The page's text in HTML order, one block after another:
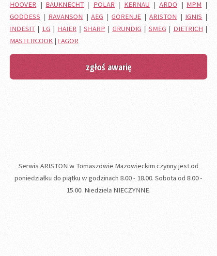
HOOVER | BAUKNECHT | POLAR | KERNAU | ARDO | MPM |
GODDESS | RAVANSON |AEG |GORENJE |ARISTON | IGNIS |
INDESIT | LG | HAIER | SHARP | GRUNDIG | SMEG | DIETRICH |
MASTERCOOK | FAGOR
zgłoś awarię
Serwis ARISTON w Tomaszowie Mazowieckim czynny jest od
poniedziałku do piątku w godzinach 8.00 - 18.00. Sobota od 8.00 -
15.00. Niedziela NIECZYNNE.